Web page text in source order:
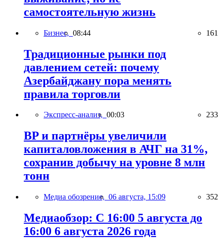
самостоятельную жизнь
Бизнес, 08:44 161
Традиционные рынки под
давлением сетей: почему
Азербайджану пора менять
правила торговли
Экспресс-анализ, 00:03 233
BP и партнёры увеличили
капиталовложения в АЧГ на 31%,
сохранив добычу на уровне 8 млн
тонн
Медиа обозрение, 06 августа, 15:09 352
Медиаобзор: С 16:00 5 августа до
16:00 6 августа 2026 года